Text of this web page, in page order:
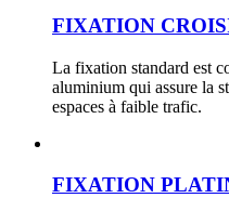
FIXATION
La fixation standard est
aluminium qui assure la
espaces à faible trafic.
FIXATION